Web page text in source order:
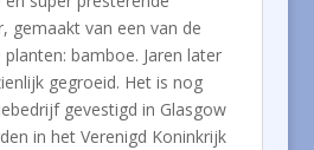
gemaakt van een van de
bamboe. Jaren later
gegroeid. Het is nog
gevestigd in Glasgow
in het Verenigd Koninkrijk